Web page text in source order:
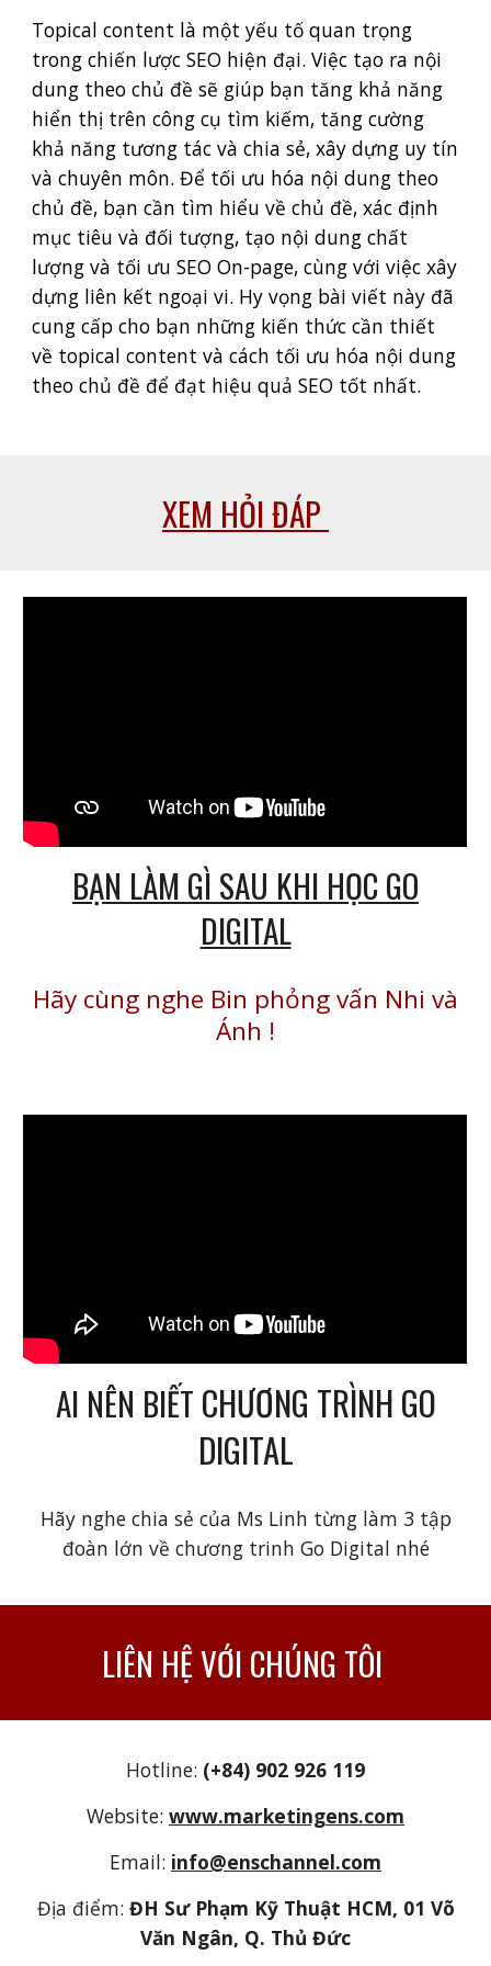
Topical content là một yếu tố quan trọng
trong chiến lược SEO hiện đại. Việc tạo ra nội
dung theo chủ đề sẽ giúp bạn tăng khả năng
hiển thị trên công cụ tìm kiếm, tăng cường
khả năng tương tác và chia sẻ, xây dựng uy tín
và chuyên môn. Để tối ưu hóa nội dung theo
chủ đề, bạn cần tìm hiểu về chủ đề, xác định
mục tiêu và đối tượng, tạo nội dung chất
lượng và tối ưu SEO On-page, cùng với việc xây
dựng liên kết ngoại vi. Hy vọng bài viết này đã
cung cấp cho bạn những kiến thức cần thiết
về topical content và cách tối ưu hóa nội dung
theo chủ đề để đạt hiệu quả SEO tốt nhất.
XEM HỎI ĐÁP
BẠN LÀM GÌ SAU KHI HỌC GO
DIGITAL
Hãy cùng nghe Bin phỏng vấn Nhi và
Ánh !
AI NÊN BIẾT CHƯƠNG TRÌNH GO
DIGITAL
Hãy nghe chia sẻ của Ms Linh từng làm 3 tập
đoàn lớn về chương trinh Go Digital nhé
LIÊN HỆ VỚI CHÚNG TÔI
Hotline: (+84) 902 926 119
Website: www.marketingens.com
Email: info@enschannel.com
Địa điểm: ĐH Sư Phạm Kỹ Thuật HCM, 01 Võ
Văn Ngân, Q. Thủ Đức